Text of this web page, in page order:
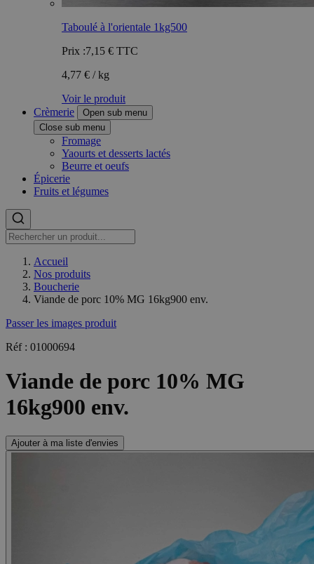
Taboulé à l'orientale 1kg500
Prix :7,15 € TTC
4,77 € / kg
Voir le produit
Crèmerie
Open sub menu
Close sub menu
Fromage
Yaourts et desserts lactés
Beurre et oeufs
Épicerie
Fruits et légumes
Accueil
Nos produits
Boucherie
Viande de porc 10% MG 16kg900 env.
Passer les images produit
Réf : 01000694
Viande de porc 10% MG
16kg900 env.
Ajouter à ma liste d'envies